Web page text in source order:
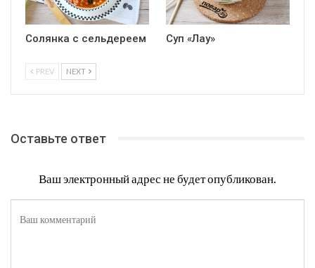
Солянка с сельдереем Суп «Лау»
PREV NEXT
Оставьте ответ
Ваш электронный адрес не будет опубликован.